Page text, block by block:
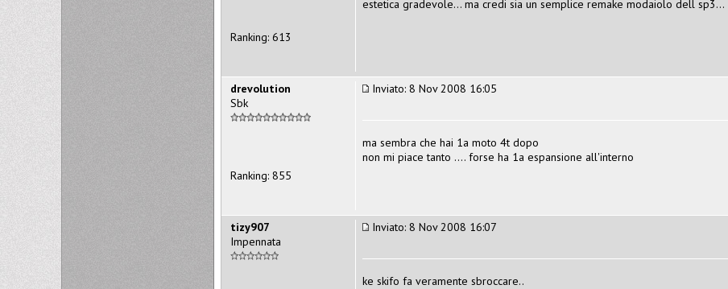
estetica gradevole... ma credi sia un semplice remake modaiolo dell sp3...
Ranking: 613
Inviato: 8 Nov 2008 16:05
ma sembra che hai 1a moto 4t dopo
non mi piace tanto .... forse ha 1a espansione all'interno
drevolution
Sbk
Ranking: 855
Inviato: 8 Nov 2008 16:07
ke skifo fa veramente sbroccare..
tizy907
Impennata